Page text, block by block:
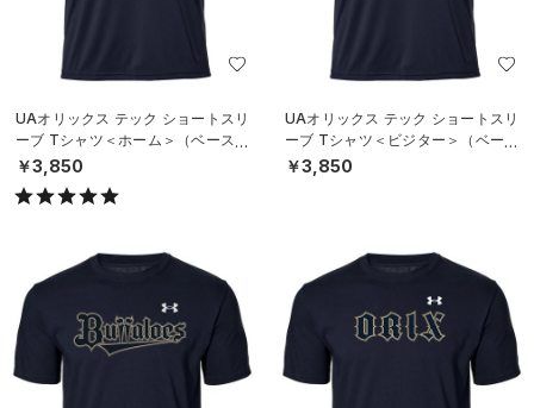
UAオリックス テック ショートスリ
ーブ Tシャツ＜ホーム＞（ベースボ
ール/UNISEX）
￥3,850
UAオリックス テック ショートスリ
ーブ Tシャツ＜ビジター＞（ベース
ボール/UNISEX）
￥3,850